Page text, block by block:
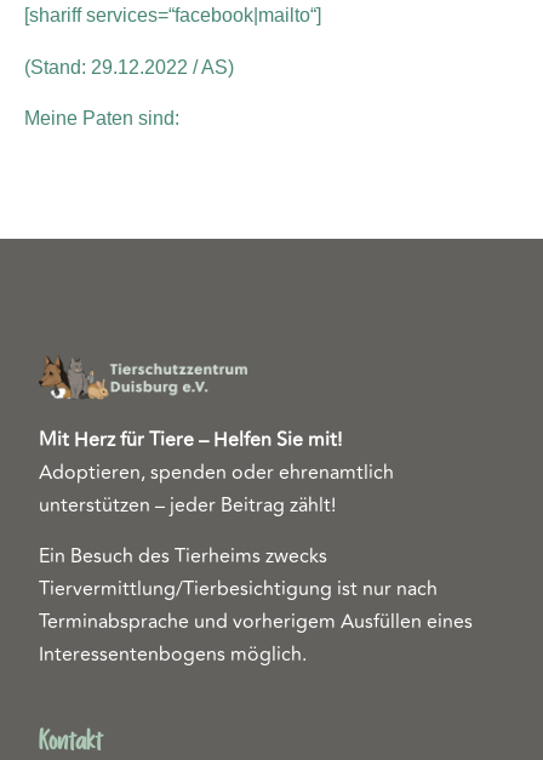
[shariff services=“facebook|mailto“]
(Stand: 29.12.2022 / AS)
Meine Paten sind:
Mit Herz für Tiere – Helfen Sie mit!
Adoptieren, spenden oder ehrenamtlich
unterstützen – jeder Beitrag zählt!
Ein Besuch des Tierheims zwecks
Tiervermittlung/Tierbesichtigung ist nur nach
Terminabsprache und vorherigem Ausfüllen eines
Interessentenbogens möglich.
Kontakt